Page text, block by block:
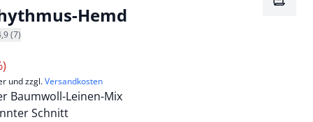
Hemd
(7)
und zzgl.Versandkosten
Baumwoll-Leinen-Mix
Schnitt